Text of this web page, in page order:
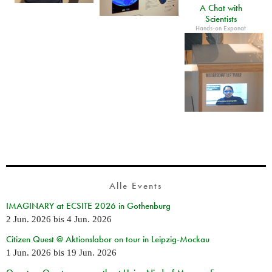
A Chat with
Scientists
Hands-on Exponat
Alle Events
IMAGINARY at ECSITE 2026 in Gothenburg
2 Jun. 2026 bis 4 Jun. 2026
Citizen Quest @ Aktionslabor on tour in Leipzig-Mockau
1 Jun. 2026 bis 19 Jun. 2026